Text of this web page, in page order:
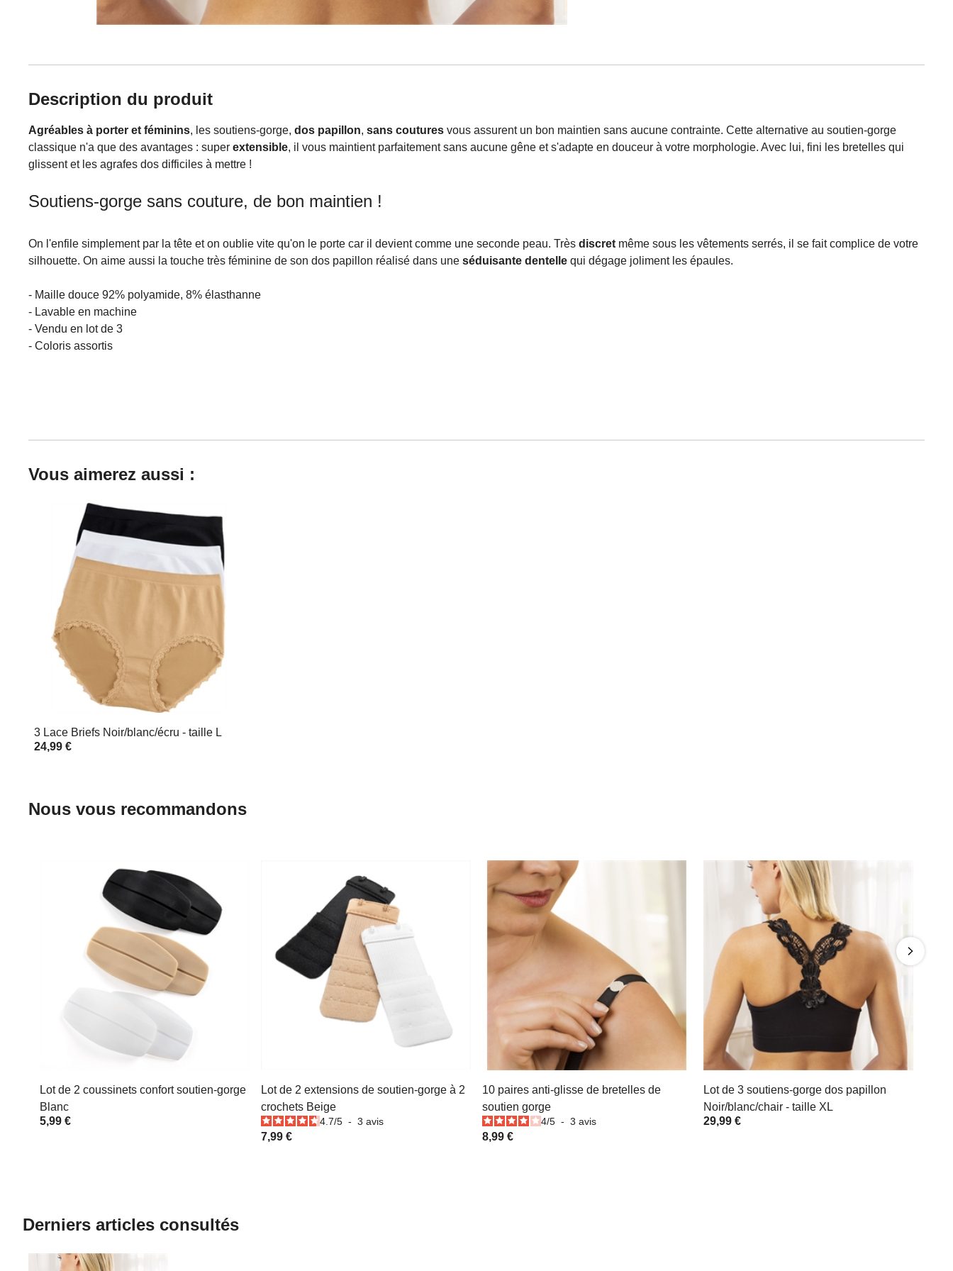
Description du produit
Agréables à porter et féminins, les soutiens-gorge, dos papillon, sans coutures vous assurent un bon maintien sans aucune contrainte. Cette alternative au soutien-gorge
classique n'a que des avantages : super extensible, il vous maintient parfaitement sans aucune gêne et s'adapte en douceur à votre morphologie. Avec lui, fini les bretelles qui
glissent et les agrafes dos difficiles à mettre !
Soutiens-gorge sans couture, de bon maintien !
On l'enfile simplement par la tête et on oublie vite qu'on le porte car il devient comme une seconde peau. Très discret même sous les vêtements serrés, il se fait complice de votre
silhouette. On aime aussi la touche très féminine de son dos papillon réalisé dans une séduisante dentelle qui dégage joliment les épaules.
- Maille douce 92% polyamide, 8% élasthanne
- Lavable en machine
- Vendu en lot de 3
- Coloris assortis
Vous aimerez aussi :
3 Lace Briefs Noir/blanc/écru - taille L
24,99 €
Nous vous recommandons
Lot de 2 coussinets confort soutien-gorge
Blanc
5,99 €
Lot de 2 extensions de soutien-gorge à 2
crochets Beige
4.7/5 - 3 avis
7,99 €
10 paires anti-glisse de bretelles de
soutien gorge
4/5 - 3 avis
8,99 €
Lot de 3 soutiens-gorge dos papillon
Noir/blanc/chair - taille XL
29,99 €
Derniers articles consultés